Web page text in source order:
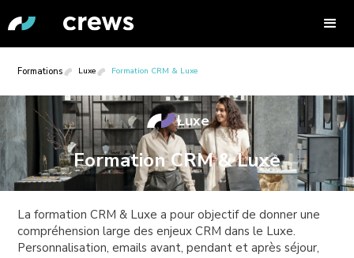
Formations Luxe Formation CRM & Luxe
Luxe
Formation CRM & Luxe
La formation CRM & Luxe a pour objectif de donner une
compréhension large des enjeux CRM dans le Luxe.
Personnalisation, emails avant, pendant et après séjour,